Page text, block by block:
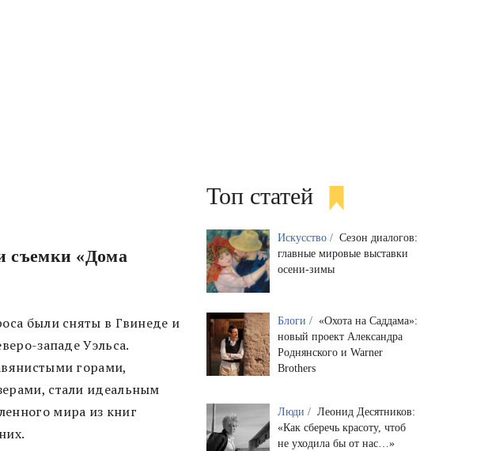
съемки «Дома
были сняты в Гвинеде и
западе Уэльса.
горами,
стали идеальным
мира из книг
Топ статей
Искусство / Сезон диалогов:
главные мировые выставки
осени-зимы
Блоги / «Охота на Саддама»:
новый проект Александра
Роднянского и Warner
Brothers
Люди / Леонид Десятников:
«Как сберечь красоту, чтоб
не уходила бы от нас…»